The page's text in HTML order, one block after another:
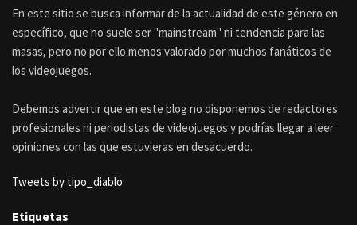
En este sitio se busca informar de la actualidad de este género en
específico, que no suele ser "mainstream" ni tendencia para las
masas, pero no por ello menos valorado por muchos fanáticos de
los videojuegos.
Debemos advertir que en este blog no disponemos de redactores
profesionales ni periodistas de videojuegos y podrías llegar a leer
opiniones con las que estuvieras en desacuerdo.
Tweets by tipo_diablo
Etiquetas